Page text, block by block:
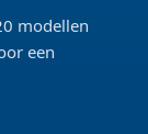
modellen
een